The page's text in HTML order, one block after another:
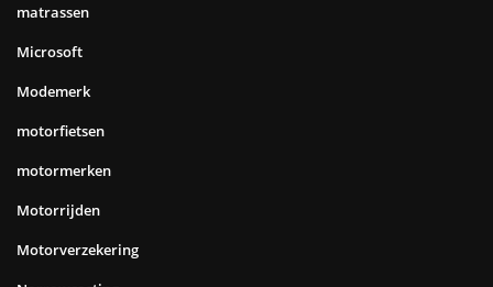
matrassen
Microsoft
Modemerk
motorfietsen
motormerken
Motorrijden
Motorverzekering